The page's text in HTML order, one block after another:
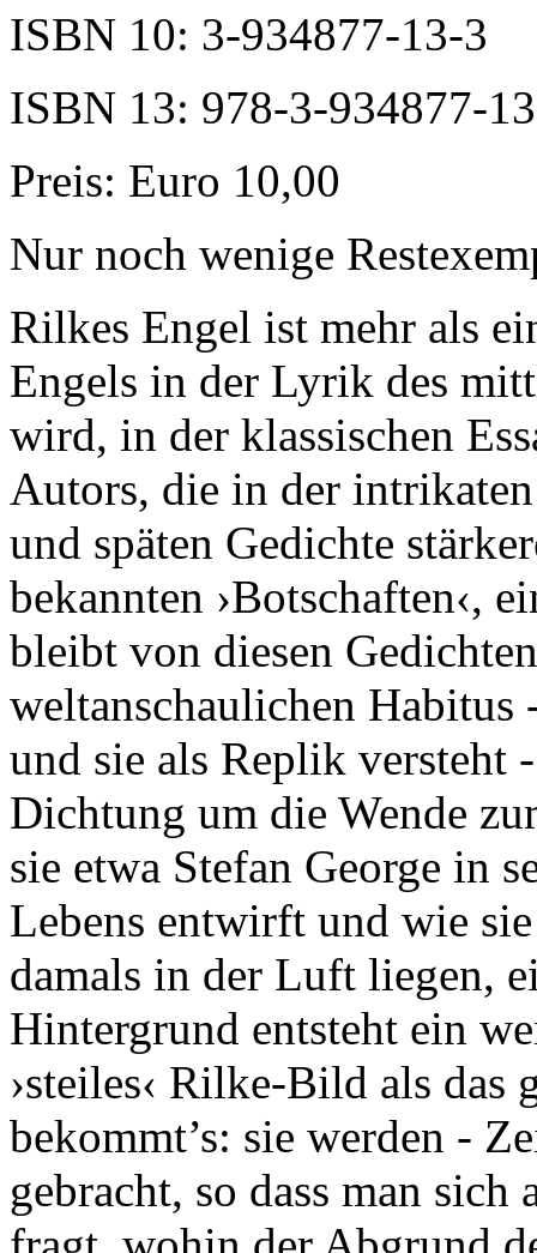
ISBN 10: 3-934877-13-3
ISBN 13: 978-3-934877-
Preis: Euro 10,00
Nur noch wenige
Rilkes Engel ist mehr als
Engels in der Lyrik des
wird, in der klassischen
Autors, die in der
und späten Gedichte
bekannten ›Botschaften‹,
bleibt von diesen
weltanschaulichen Habitus
und sie als Replik versteht
Dichtung um die Wende
sie etwa Stefan George in
Lebens entwirft und wie
damals in der Luft liegen,
Hintergrund entsteht ein
›steiles‹ Rilke-Bild als das
bekommt’s: sie werden -
gebracht, so dass man